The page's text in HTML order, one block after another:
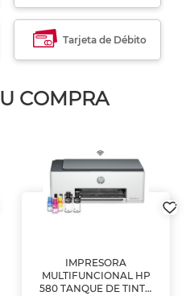
Tarjeta de Débito
COMPRA
IMPRESORA
MULTIFUNCIONAL HP
580 TANQUE DE TINTA